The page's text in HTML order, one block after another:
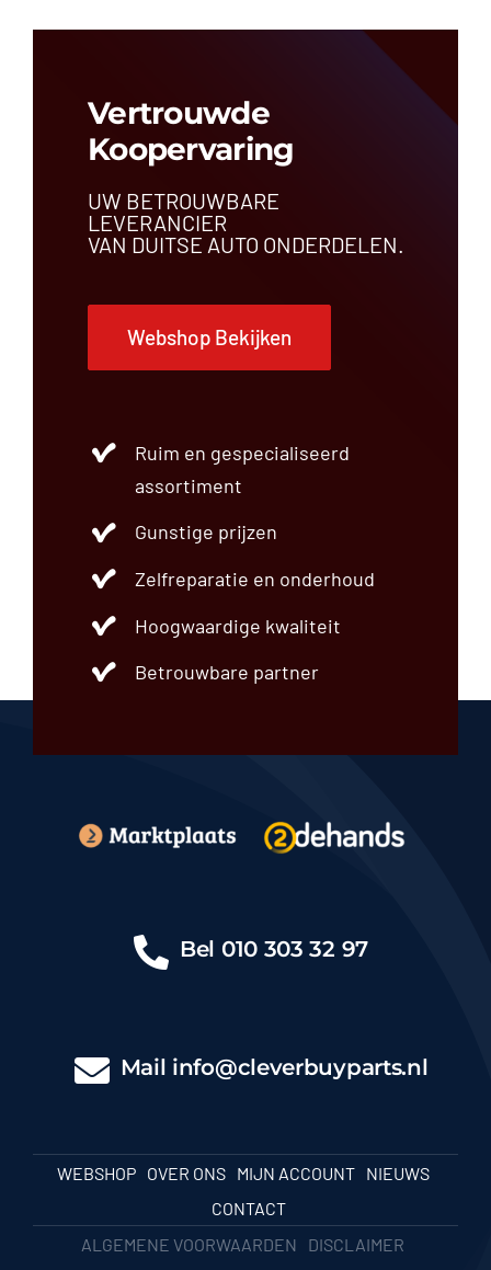
Vertrouwde
Koopervaring
UW BETROUWBARE
LEVERANCIER
VAN DUITSE AUTO ONDERDELEN.
Webshop Bekijken
Ruim en gespecialiseerd
assortiment
Gunstige prijzen
Zelfreparatie en onderhoud
Hoogwaardige kwaliteit
Betrouwbare partner
Bel 010 303 32 97
Mail info@cleverbuyparts.nl
WEBSHOP OVER ONS MIJN ACCOUNT
NIEUWS
CONTACT
ALGEMENE VOORWAARDEN
DISCLAIMER